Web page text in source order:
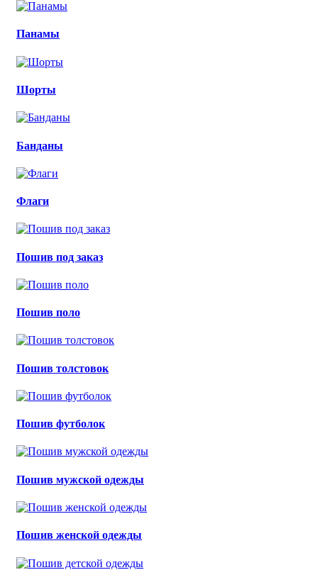
Панамы
Шорты
Банданы
Флаги
Пошив под заказ
Пошив поло
Пошив толстовок
Пошив футболок
Пошив мужской одежды
Пошив женской одежды